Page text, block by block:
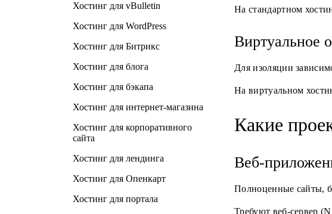
Хостинг для vBulletin
Хостинг для WordPress
Хостинг для Битрикс
Хостинг для блога
Хостинг для бэкапа
Хостинг для интернет-магазина
Хостинг для корпоративного
сайта
Хостинг для лендинга
Хостинг для Опенкарт
Хостинг для портала
На стандартном
Виртуальное
Для изоляции
На виртуальном
Какие
Веб-
Полноценные сайты,
Требуют веб-сервер